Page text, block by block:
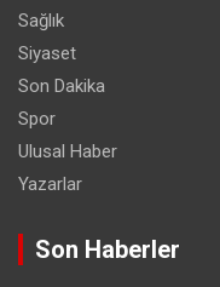
Sağlık
Siyaset
Son Dakika
Spor
Ulusal Haber
Yazarlar
Son Haberler